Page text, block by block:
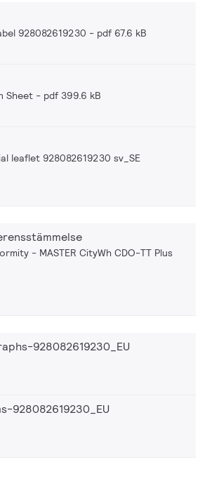
928082619230 pdf 67.6 kB
Sheet pdf 399.6 kB
leaflet 928082619230 sv_SE
- MASTER CityWh CDO-TT Plus
928082619230_EU
928082619230_EU